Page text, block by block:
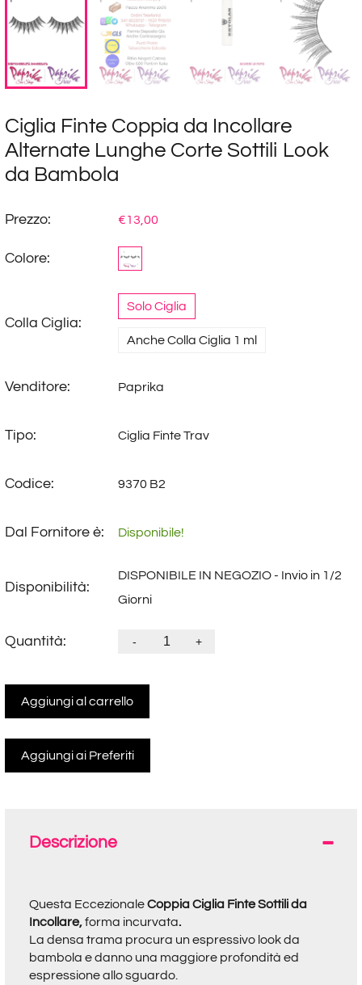
Ciglia Finte Coppia da Incollare
Alternate Lunghe Corte Sottili Look
da Bambola
Prezzo: €13,00
Colore:
Colla Ciglia:
Solo Ciglia
Anche Colla Ciglia 1 ml
Venditore: Paprika
Tipo: Ciglia Finte Trav
Codice: 9370 B2
Dal Fornitore è: Disponibile!
Disponibilità:
DISPONIBILE IN NEGOZIO - Invio in 1/2
Giorni
Quantità: - +
Aggiungi al carrello
Descrizione
Questa EccezionaleCoppia Ciglia Finte Sottili da
Incollare,forma incurvata.
La densa trama procura un espressivo look da
bambola e danno una maggiore profondità ed
espressione allo sguardo.